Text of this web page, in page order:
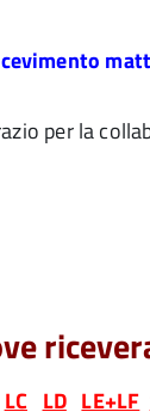
per la
LC LD LE+LF